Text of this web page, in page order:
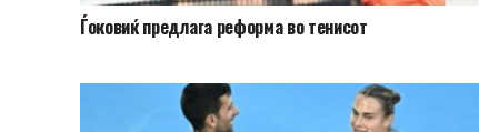
Ѓоковиќ предлага реформа во тенисот